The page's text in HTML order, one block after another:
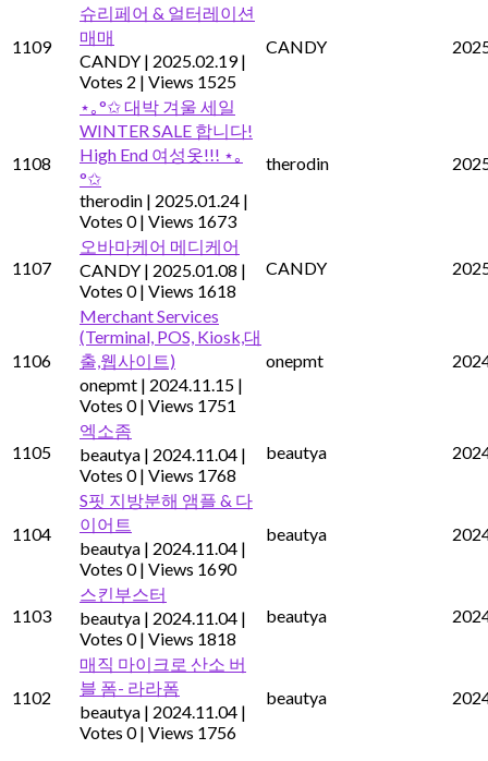
1109
슈리페어 & 얼터레이션
매매
CANDY | 2025.02.19 |
Votes 2 | Views 1525
CANDY
1108
⋆｡°✩ 대박 겨울 세일
WINTER SALE 합니다!
High End 여성옷!!! ⋆｡
°✩
therodin | 2025.01.24 |
Votes 0 | Views 1673
therodin
1107
오바마케어 메디케어
CANDY | 2025.01.08 |
Votes 0 | Views 1618
CANDY
1106
Merchant Services
(Terminal, POS, Kiosk,대
출,웹사이트)
onepmt | 2024.11.15 |
Votes 0 | Views 1751
onepmt
1105
엑소좀
beautya | 2024.11.04 |
Votes 0 | Views 1768
beautya
1104
S핏 지방분해 앰플 & 다
이어트
beautya | 2024.11.04 |
Votes 0 | Views 1690
beautya
1103
스킨부스터
beautya | 2024.11.04 |
Votes 0 | Views 1818
beautya
1102
매직 마이크로 산소 버
블 폼- 라라폼
beautya | 2024.11.04 |
Votes 0 | Views 1756
beautya